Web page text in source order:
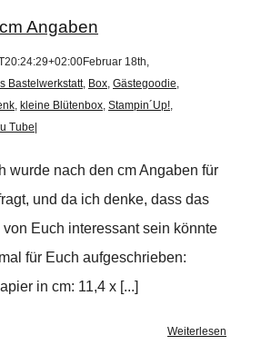
Angaben
Februar 18th,
Bastelwerkstatt, Box, Gästegoodie,
, kleine Blütenbox, Stampin´Up!,
Tube
wurde nach den cm Angaben für
und da ich denke, dass das
Euch interessant sein könnte
für Euch aufgeschrieben:
in cm: 11,4 x [...]
Weiterlesen